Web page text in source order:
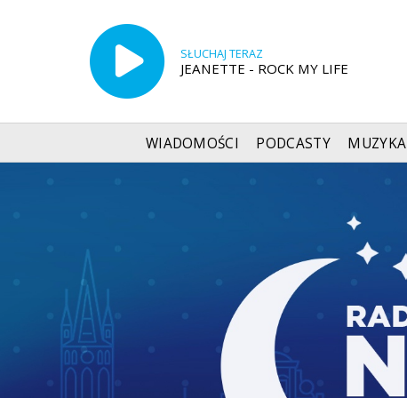
SŁUCHAJ TERAZ
JEANETTE - ROCK MY LIFE
WIADOMOŚCI PODCASTY MUZYKA